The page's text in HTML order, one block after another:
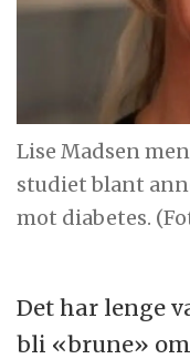
Lise Madsen
studiet blant
mot diabetes.
Det har lenge
bli «brune»